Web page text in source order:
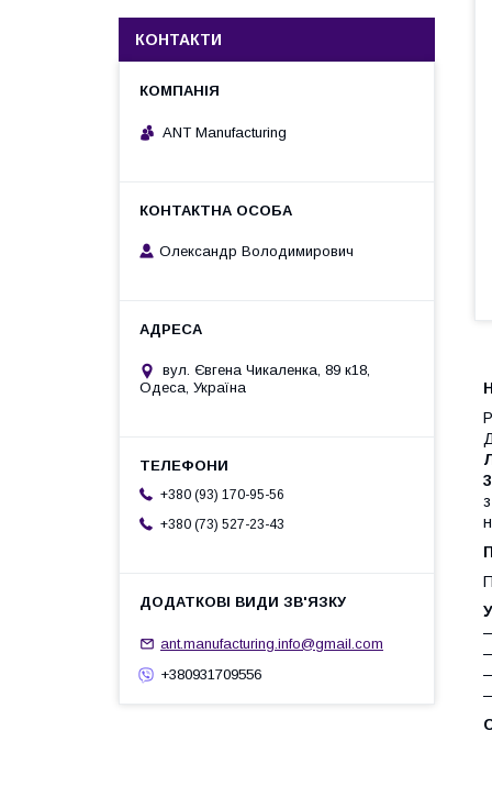
з
КОНТАКТИ
ANT Manufacturing
Олександр Володимирович
вул. Євгена Чикаленка, 89 к18,
Одеса, Україна
+380 (93) 170-95-56
+380 (73) 527-23-43
ant.manufacturing.info@gmail.com
+380931709556